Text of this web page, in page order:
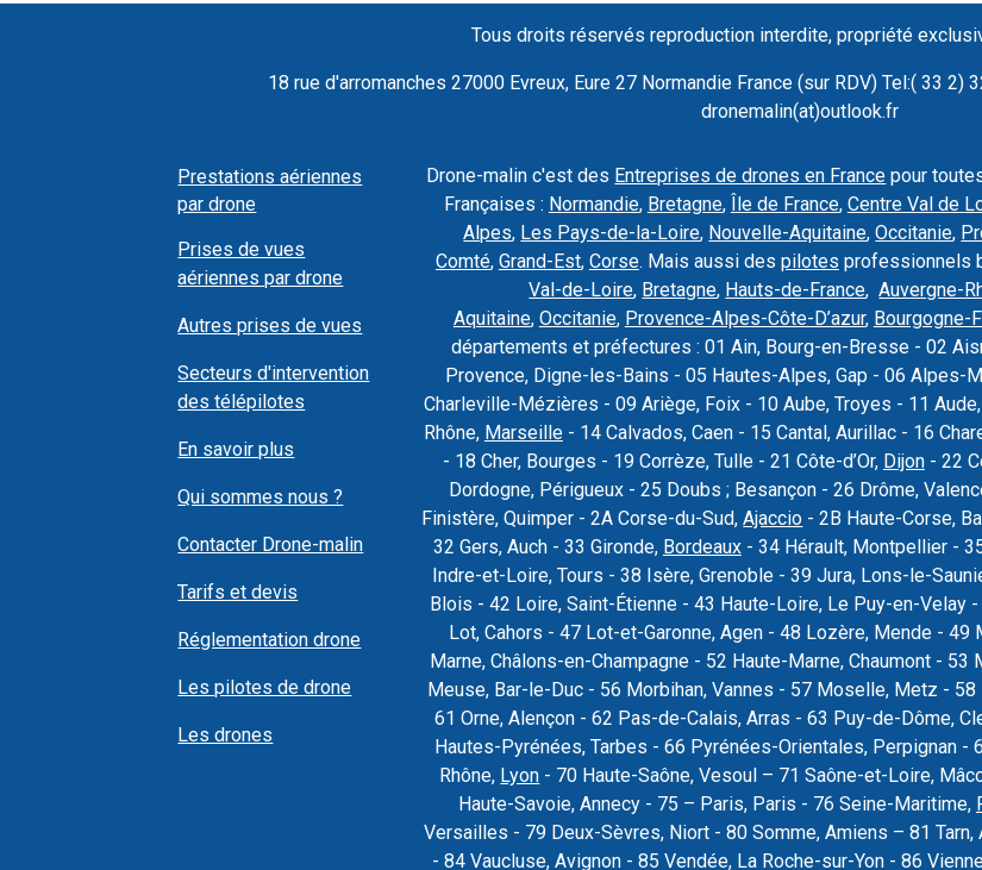
Tous droits réservés reproduction interdite, propriété
18 rue d'arromanches 27000 Evreux, Eure 27 Normandie France (sur RDV) Tel:( 33 2)
dronemalin(at)outlook.fr
Prestations aériennes
par drone
Prises de vues
aériennes par drone
Autres prises de vues
Secteurs d'intervention
des télépilotes
En savoir plus
Qui sommes nous ?
Contacter Drone-malin
Tarifs et devis
Réglementation drone
Les pilotes de drone
Les drones
Drone-malin c'est des Entreprises de drones en France pour
Françaises : Normandie, Bretagne, Île de France, Centre Val de
Alpes, Les Pays-de-la-Loire, Nouvelle-Aquitaine,Occitanie,
Comté, Grand-Est, Corse. Mais aussi des pilotes professionnels
Val-de-Loire, Bretagne, Hauts-de-France,Auvergne-
Aquitaine, Occitanie, Provence-Alpes-Côte-D’azur, Bourgogne-
départements et préfectures : 01 Ain, Bourg-en-Bresse - 02
Provence, Digne-les-Bains - 05 Hautes-Alpes, Gap - 06 Alpes-
Charleville-Mézières - 09 Ariège, Foix - 10 Aube, Troyes - 11
Rhône, Marseille- 14 Calvados, Caen - 15 Cantal, Aurillac - 16
- 18 Cher, Bourges - 19 Corrèze, Tulle - 21 Côte-d’Or, Dijon- 22
Dordogne, Périgueux - 25 Doubs ; Besançon - 26 Drôme,
Finistère, Quimper - 2A Corse-du-Sud,Ajaccio - 2B Haute-Corse,
32 Gers, Auch - 33 Gironde, Bordeaux- 34 Hérault, Montpellier -
Indre-et-Loire, Tours - 38 Isère, Grenoble - 39 Jura, Lons-le-
Blois - 42 Loire, Saint-Étienne - 43 Haute-Loire, Le Puy-en-Velay
Lot, Cahors - 47 Lot-et-Garonne, Agen - 48 Lozère, Mende -
Marne, Châlons-en-Champagne - 52 Haute-Marne, Chaumont -
Meuse, Bar-le-Duc - 56 Morbihan, Vannes - 57 Moselle, Metz -
61 Orne, Alençon - 62 Pas-de-Calais, Arras - 63 Puy-de-Dôme,
Hautes-Pyrénées, Tarbes - 66 Pyrénées-Orientales, Perpignan -
Rhône, Lyon - 70 Haute-Saône, Vesoul – 71 Saône-et-Loire,
Haute-Savoie, Annecy - 75 – Paris, Paris - 76 Seine-Maritime,
Versailles - 79 Deux-Sèvres, Niort - 80 Somme, Amiens – 81 Tarn,
- 84 Vaucluse, Avignon - 85 Vendée, La Roche-sur-Yon - 86